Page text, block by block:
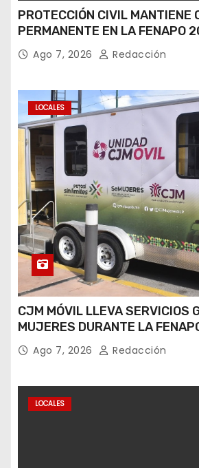
PROTECCIÓN CIVIL MANTIENE
PERMANENTE EN LA FENAPO
Ago 7, 2026 Redacción
LOCALES
CJM MÓVIL LLEVA SERVICIOS
MUJERES DURANTE LA
Ago 7, 2026 Redacción
LOCALES